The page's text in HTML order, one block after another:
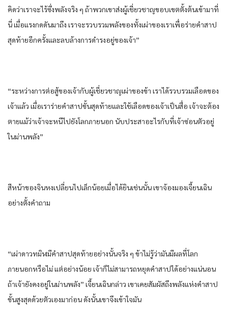
คิด​ว่า​เรา​จะไร้​ซึ่งพลัง​จริง ๆ​ ถ้าพวกเขา​ส่งผู้เชี่ยวชาญ​ขอบเขต​ตั้งต้น​เข้ามา​ที่
นี่​ เมื่อ​แรงกดดัน​มาถึง เรา​จะรวบรวม​พลัง​ของ​ทั้ง​เผ่า​ของ​เรา​เพื่อ​ร่าย​คำสาป​
สุดท้าย​อีกครั้ง​และ​ลบล้าง​การดำรงอยู่​ของ​เจ้า”
“ระหว่าง​การต่อสู้​ของ​เจ้ากับ​ผู้เชี่ยวชาญ​เผ่า​ของ​ข้า​ เรา​ได้​รวบรวม​เลือด​ของ​
เจ้าแล้ว​ เมื่อ​เรา​ร่าย​คำสาป​ขั้นสุดท้าย​และ​ใช้เลือด​ของ​เจ้าเป็น​สื่อ​ เจ้าจะต้อง​
ตาย​แม้ว่า​เจ้าจะหนี​ไปยัง​โลก​ภายนอก​ นับประสาอะไร​กับ​ที่​เจ้าซ่อนตัว​อยู่​
ใน​ม่าน​พลัง​”
สีหน้า​ของ​จิน​หง​เปลี่ยนไป​เล็กน้อย​เมื่อ​ได้ยิน​เช่นนั้น​ เขา​จ้องมอง​เจี้ยนเฉิน​
อย่าง​ตั้งคำถาม​
“เผ่า​ดาว​ทมิฬ​มีคำสาป​สุดท้าย​อย่างนั้น​จริง ๆ​ ข้า​ไม่รู้​ว่า​มัน​มีผล​ที่​โลก​
ภายนอก​หรือไม่​ แต่​อย่าง​น้อย​ เจ้าก็​ไม่สามารถ​หยุด​คำสาป​ได้​อย่าง​แน่นอน​
ถ้าเจ้ายัง​คงอยู่​ใน​ม่าน​พลัง​” เจี้ยนเฉิน​กล่าว​ เขา​เคย​สัมผัส​ถึงพลัง​แห่ง​คำสาป​
ขั้นสูงสุด​ด้วยตัวเอง​มาก่อน​ ดังนั้น​เขา​จึงเข้าใจ​มัน​